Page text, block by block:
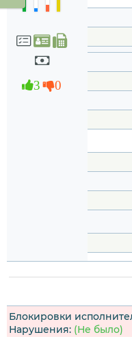
3 0
Блокировки
Нарушения: (Не было)